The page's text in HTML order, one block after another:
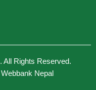
. All Rights Reserved.
Webbank Nepal